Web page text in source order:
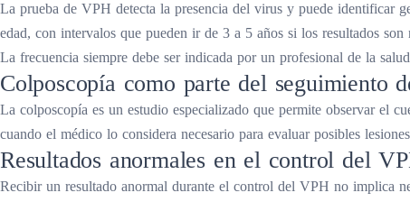
La prueba de VPH detecta la presencia del virus y puede identificar
edad, con intervalos que pueden ir de 3 a 5 años si los resultados son
La frecuencia siempre debe ser indicada por un profesional de la
Colposcopía como parte del seguimiento
La colposcopía es un estudio especializado que permite observar el
cuando el médico lo considera necesario para evaluar posibles
Resultados anormales en el control del
Recibir un resultado anormal durante el control del VPH no implica